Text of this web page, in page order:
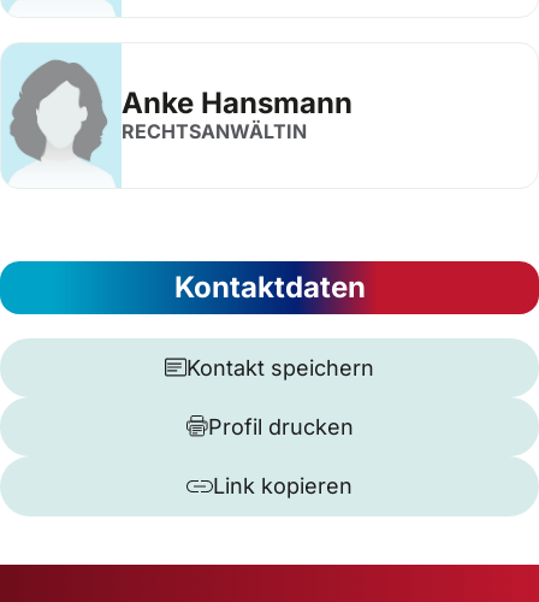
Anke Hansmann
RECHTSANWÄLTIN
Kontaktdaten
Kontakt speichern
Profil drucken
Link kopieren